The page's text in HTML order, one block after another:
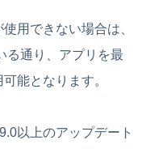
用できない場合は、
る通り、アプリを最
能となります。
以上のアップデート